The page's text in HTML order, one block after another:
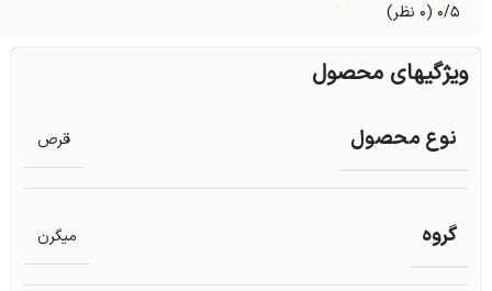
0/5 (0 نظر)
ویژگیهای محصول
نوع محصول قرص
گروه میگرن